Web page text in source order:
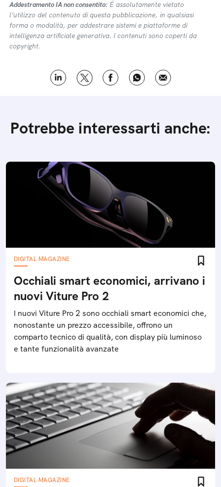
Addestramento IA non consentito: É assolutamente vietato
l’utilizzo del contenuto di questa pubblicazione, in qualsiasi
forma o modalità, per addestrare sistemi e piattaforme di
intelligenza artificiale generativa. I contenuti sono coperti da
copyright.
Potrebbe interessarti anche:
DIGITAL MAGAZINE
Occhiali smart economici, arrivano i
nuovi Viture Pro 2
I nuovi Viture Pro 2 sono occhiali smart economici che,
nonostante un prezzo accessibile, offrono un
comparto tecnico di qualità, con display più luminoso
e tante funzionalità avanzate
DIGITAL MAGAZINE